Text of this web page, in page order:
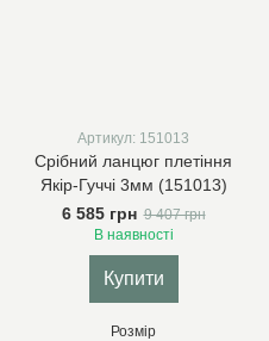
Артикул: 151013
Срібний ланцюг плетіння
Якір-Гуччі 3мм (151013)
6 585 грн 9 407 грн
В наявності
Купити
Розмір